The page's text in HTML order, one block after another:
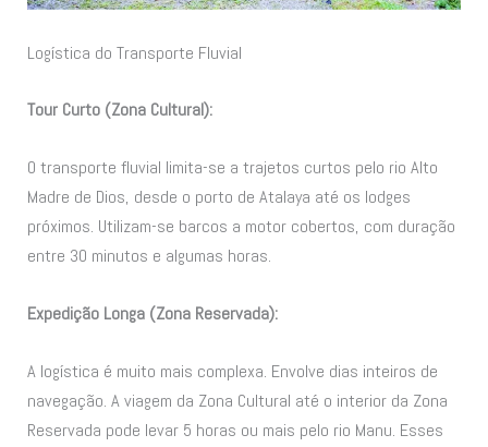
Logística do Transporte Fluvial
Tour Curto (Zona Cultural):
O transporte fluvial limita-se a trajetos curtos pelo rio Alto
Madre de Dios, desde o porto de Atalaya até os lodges
próximos. Utilizam-se barcos a motor cobertos, com duração
entre 30 minutos e algumas horas.
Expedição Longa (Zona Reservada):
A logística é muito mais complexa. Envolve dias inteiros de
navegação. A viagem da Zona Cultural até o interior da Zona
Reservada pode levar 5 horas ou mais pelo rio Manu. Esses